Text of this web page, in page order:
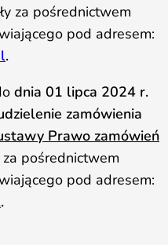
za pośrednictwem
pod adresem:
.
dnia 01 lipca 2024 r.
zamówienia
Prawo zamówień
pośrednictwem
pod adresem:
.